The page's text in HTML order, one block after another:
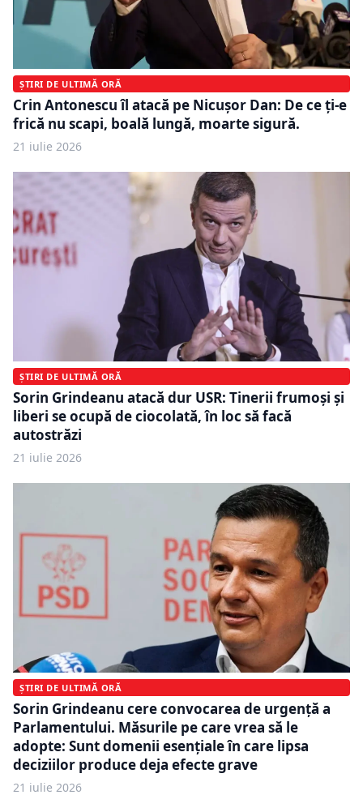
ȘTIRI DE ULTIMĂ ORĂ
Crin Antonescu îl atacă pe Nicușor Dan: De ce ți-e
frică nu scapi, boală lungă, moarte sigură.
21 iulie 2026
ȘTIRI DE ULTIMĂ ORĂ
Sorin Grindeanu atacă dur USR: Tinerii frumoşi şi
liberi se ocupă de ciocolată, în loc să facă
autostrăzi
21 iulie 2026
ȘTIRI DE ULTIMĂ ORĂ
Sorin Grindeanu cere convocarea de urgență a
Parlamentului. Măsurile pe care vrea să le
adopte: Sunt domenii esenţiale în care lipsa
deciziilor produce deja efecte grave
21 iulie 2026